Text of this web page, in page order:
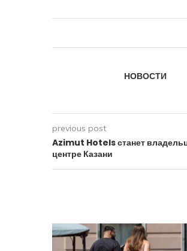
НОВОСТИ
previous post
Azimut Hotels станет
центре Казани